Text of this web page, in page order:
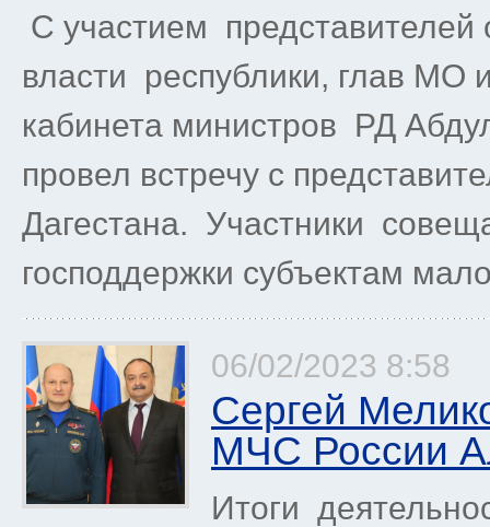
С участием представителей
власти республики, глав МО
кабинета министров РД
провел встречу с
Дагестана. Участники
господдержки субъектам
06/02/2023 8:58
Сергей
МЧС России
Итоги